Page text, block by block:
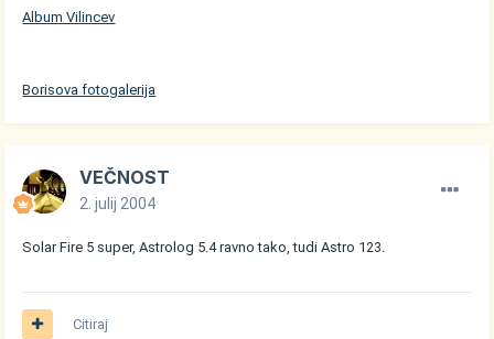
Album Vilincev
Borisova fotogalerija
VEČNOST
2. julij 2004
Solar Fire 5 super, Astrolog 5.4 ravno tako, tudi Astro 123.
Citiraj